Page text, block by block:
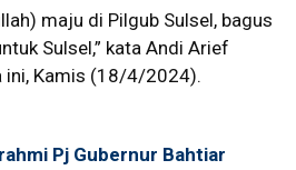
maju di Pilgub Sulsel, bagus
Sulsel,” kata Andi Arief
ini, Kamis (18/4/2024).
Pj Gubernur Bahtiar